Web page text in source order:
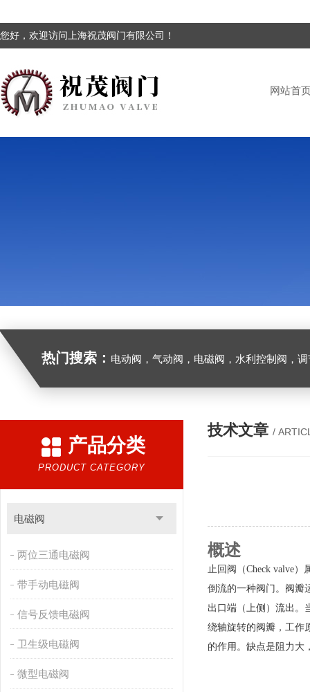
您好，欢迎访问上海祝茂阀门有限公司！
网站首
热门搜索： 电动阀，气动阀，电磁阀，水利控制阀，调节
产品分类
PRODUCT CATEGORY
电磁阀
两位三通电磁阀
带手动电磁阀
信号反馈电磁阀
卫生级电磁阀
微型电磁阀
技术文章 /
概述
止回阀（Check valve
倒流的一种阀门。阀瓣
出口端（上侧）流出。
绕轴旋转的阀瓣，工作
的作用。缺点是阻力大